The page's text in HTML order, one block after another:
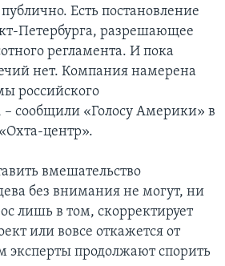
Есть постановление
Петербурга, разрешающее
регламента. И пока
нет. Компания намерена
российского
– сообщили «Голосу Америки» в
центр».
вмешательство
без внимания не могут, ни
лишь в том, скорректирует
или вовсе откажется от
эксперты продолжают спорить